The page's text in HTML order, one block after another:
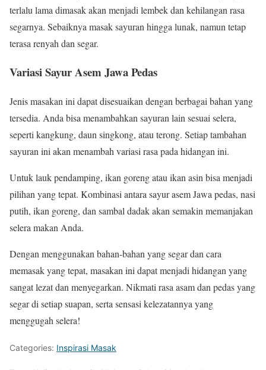
terlalu lama dimasak akan menjadi lembek dan kehilangan rasa
segarnya. Sebaiknya masak sayuran hingga lunak, namun tetap
terasa renyah dan segar.
Variasi Sayur Asem Jawa Pedas
Jenis masakan ini dapat disesuaikan dengan berbagai bahan yang
tersedia. Anda bisa menambahkan sayuran lain sesuai selera,
seperti kangkung, daun singkong, atau terong. Setiap tambahan
sayuran ini akan menambah variasi rasa pada hidangan ini.
Untuk lauk pendamping, ikan goreng atau ikan asin bisa menjadi
pilihan yang tepat. Kombinasi antara sayur asem Jawa pedas, nasi
putih, ikan goreng, dan sambal dadak akan semakin memanjakan
selera makan Anda.
Dengan menggunakan bahan-bahan yang segar dan cara
memasak yang tepat, masakan ini dapat menjadi hidangan yang
sangat lezat dan menyegarkan. Nikmati rasa asam dan pedas yang
segar di setiap suapan, serta sensasi kelezatannya yang
menggugah selera!
Categories: Inspirasi Masak